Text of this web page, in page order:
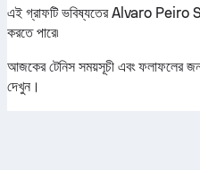
এই গ্রাফটি ভবিষ্যতের Alvaro Peiro
করতে পারে৷
আজকের টেনিস সময়সূচী এবং ফলাফলের
দেখুন।